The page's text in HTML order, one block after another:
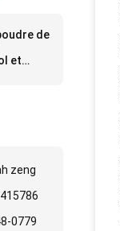
de
et
zeng
0779